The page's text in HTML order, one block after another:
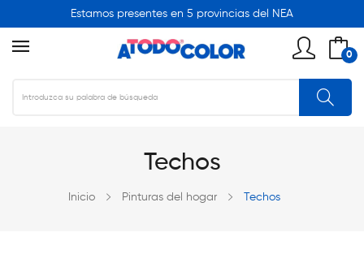
Estamos presentes en 5 provincias del NEA
0
Techos
Inicio Pinturas del hogar Techos